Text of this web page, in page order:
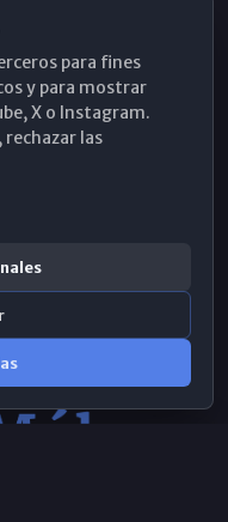
para fines
y para mostrar
X o Instagram.
rechazar las